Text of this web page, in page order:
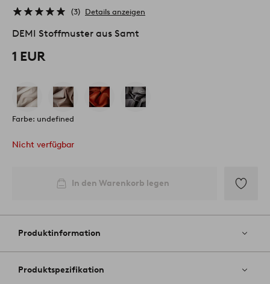
3 Details anzeigen
DEMI Stoffmuster aus Samt
1 EUR
Farbe: undefined
Nicht verfügbar
In den Warenkorb legen
Favoriten
Produktinformation
Produktspezifikation